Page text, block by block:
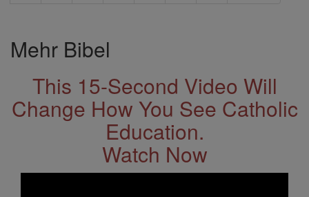
Mehr Bibel
This 15-Second Video Will
Change How You See Catholic
Education.
Watch Now